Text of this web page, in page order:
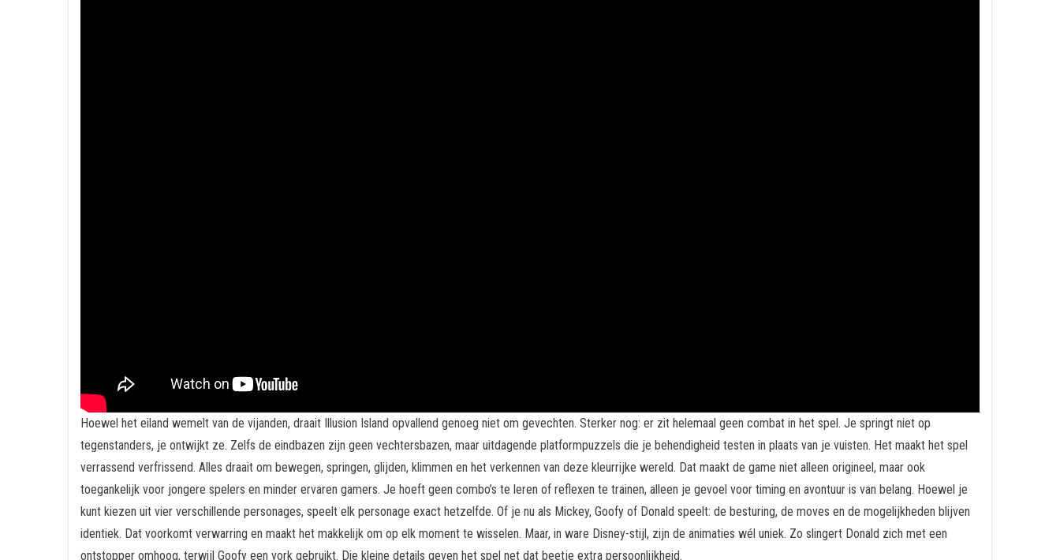
Hoewel het eiland wemelt van de vijanden, draait Illusion Island opvallend genoeg niet om gevechten. Sterker nog: er zit helemaal geen combat in het spel. Je springt niet op
tegenstanders, je ontwijkt ze. Zelfs de eindbazen zijn geen vechtersbazen, maar uitdagende platformpuzzels die je behendigheid testen in plaats van je vuisten. Het maakt het spel
verrassend verfrissend. Alles draait om bewegen, springen, glijden, klimmen en het verkennen van deze kleurrijke wereld. Dat maakt de game niet alleen origineel, maar ook
toegankelijk voor jongere spelers en minder ervaren gamers. Je hoeft geen combo’s te leren of reflexen te trainen, alleen je gevoel voor timing en avontuur is van belang. Hoewel je
kunt kiezen uit vier verschillende personages, speelt elk personage exact hetzelfde. Of je nu als Mickey, Goofy of Donald speelt: de besturing, de moves en de mogelijkheden blijven
identiek. Dat voorkomt verwarring en maakt het makkelijk om op elk moment te wisselen. Maar, in ware Disney-stijl, zijn de animaties wél uniek. Zo slingert Donald zich met een
ontstopper omhoog, terwijl Goofy een vork gebruikt. Die kleine details geven het spel net dat beetje extra persoonlijkheid.